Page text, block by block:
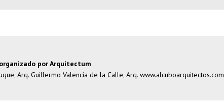
por Arquitectum
Arq. Guillermo Valencia de la Calle, Arq. www.alcuboarquitectos.com